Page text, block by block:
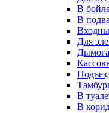
В
В
Для
В
В